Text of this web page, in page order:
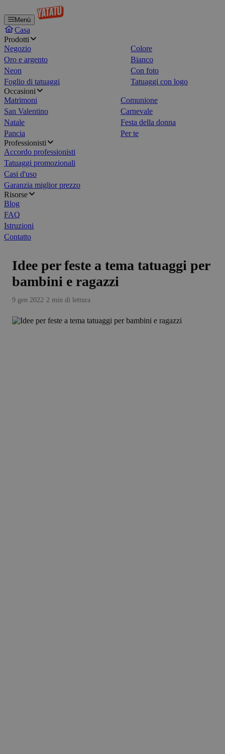
Menù
Casa
Prodotti
Negozio
Colore
Oro e argento
Bianco
Neon
Con foto
Foglio di tatuaggi
Tatuaggi con logo
Occasioni
Matrimoni
Comunione
San Valentino
Carnevale
Natale
Festa della donna
Pancia
Per te
Professionisti
Accordo professionisti
Tatuaggi promozionali
Casi d'uso
Garanzia miglior prezzo
Risorse
Blog
FAQ
Istruzioni
Contatto
Idee per feste a tema tatuaggi per
bambini e ragazzi
9 gen 2022·2 min di lettura